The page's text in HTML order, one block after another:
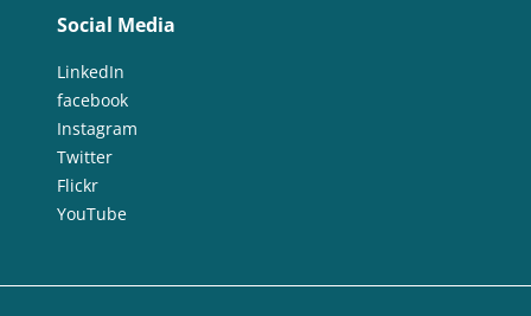
Social Media
LinkedIn
facebook
Instagram
Twitter
Flickr
YouTube